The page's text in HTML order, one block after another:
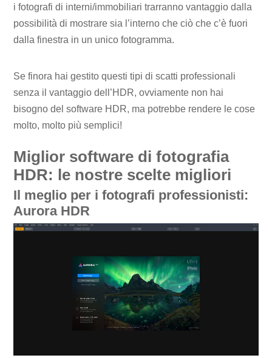
i fotografi di interni/immobiliari trarranno vantaggio dalla
possibilità di mostrare sia l’interno che ciò che c’è fuori
dalla finestra in un unico fotogramma.
Se finora hai gestito questi tipi di scatti professionali
senza il vantaggio dell’HDR, ovviamente non hai
bisogno del software HDR, ma potrebbe rendere le cose
molto, molto più semplici!
Miglior software di fotografia
HDR: le nostre scelte migliori
Il meglio per i fotografi professionisti:
Aurora HDR